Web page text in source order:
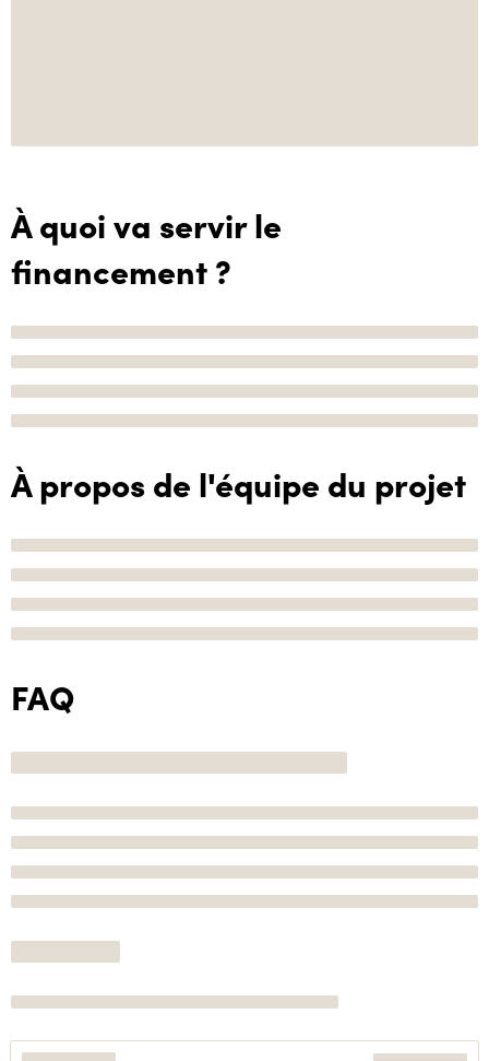
À quoi va servir le
financement ?
À propos de l'équipe du projet
FAQ